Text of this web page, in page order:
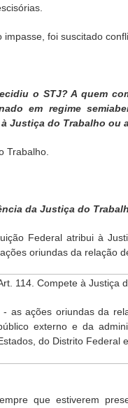
impasse, foi suscitado
o STJ? A quem
em regime
Justiça do Trabalho ou
Trabalho.
da Justiça do
Federal atribui à
oriundas da relação
114. Compete à Justiça
- as ações oriundas da
externo e da
do Distrito Federal
que estiverem